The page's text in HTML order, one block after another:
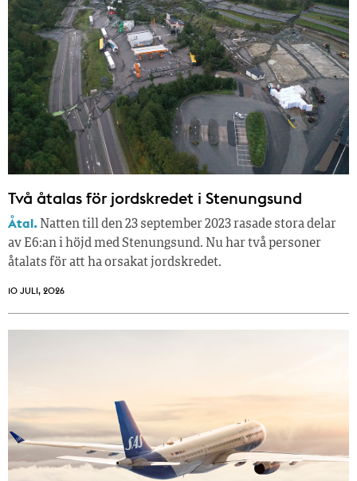
Två åtalas för jordskredet i Stenungsund
Åtal. Natten till den 23 september 2023 rasade stora delar
av E6:an i höjd med Stenungsund. Nu har två personer
åtalats för att ha orsakat jordskredet.
10 JULI, 2026